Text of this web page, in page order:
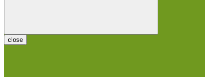
close